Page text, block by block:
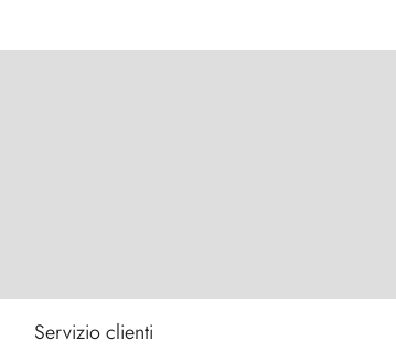
Servizio clienti